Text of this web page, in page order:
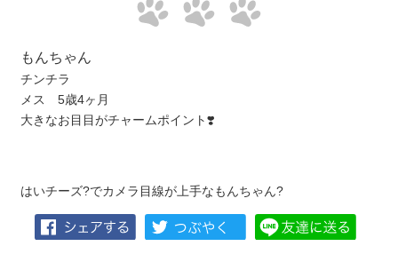
もんちゃん
チンチラ
メス 5歳4ヶ月
大きなお目目がチャームポイント❣️
はいチーズ?でカメラ目線が上手なもんちゃん?